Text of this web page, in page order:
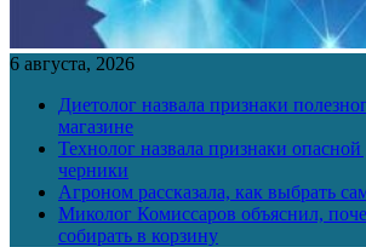
6 августа, 2026
Диетолог назвала признаки
магазине
Технолог назвала признаки опасной
черники
Агроном рассказала, как выбрать
Миколог Комиссаров объяснил,
собирать в корзину